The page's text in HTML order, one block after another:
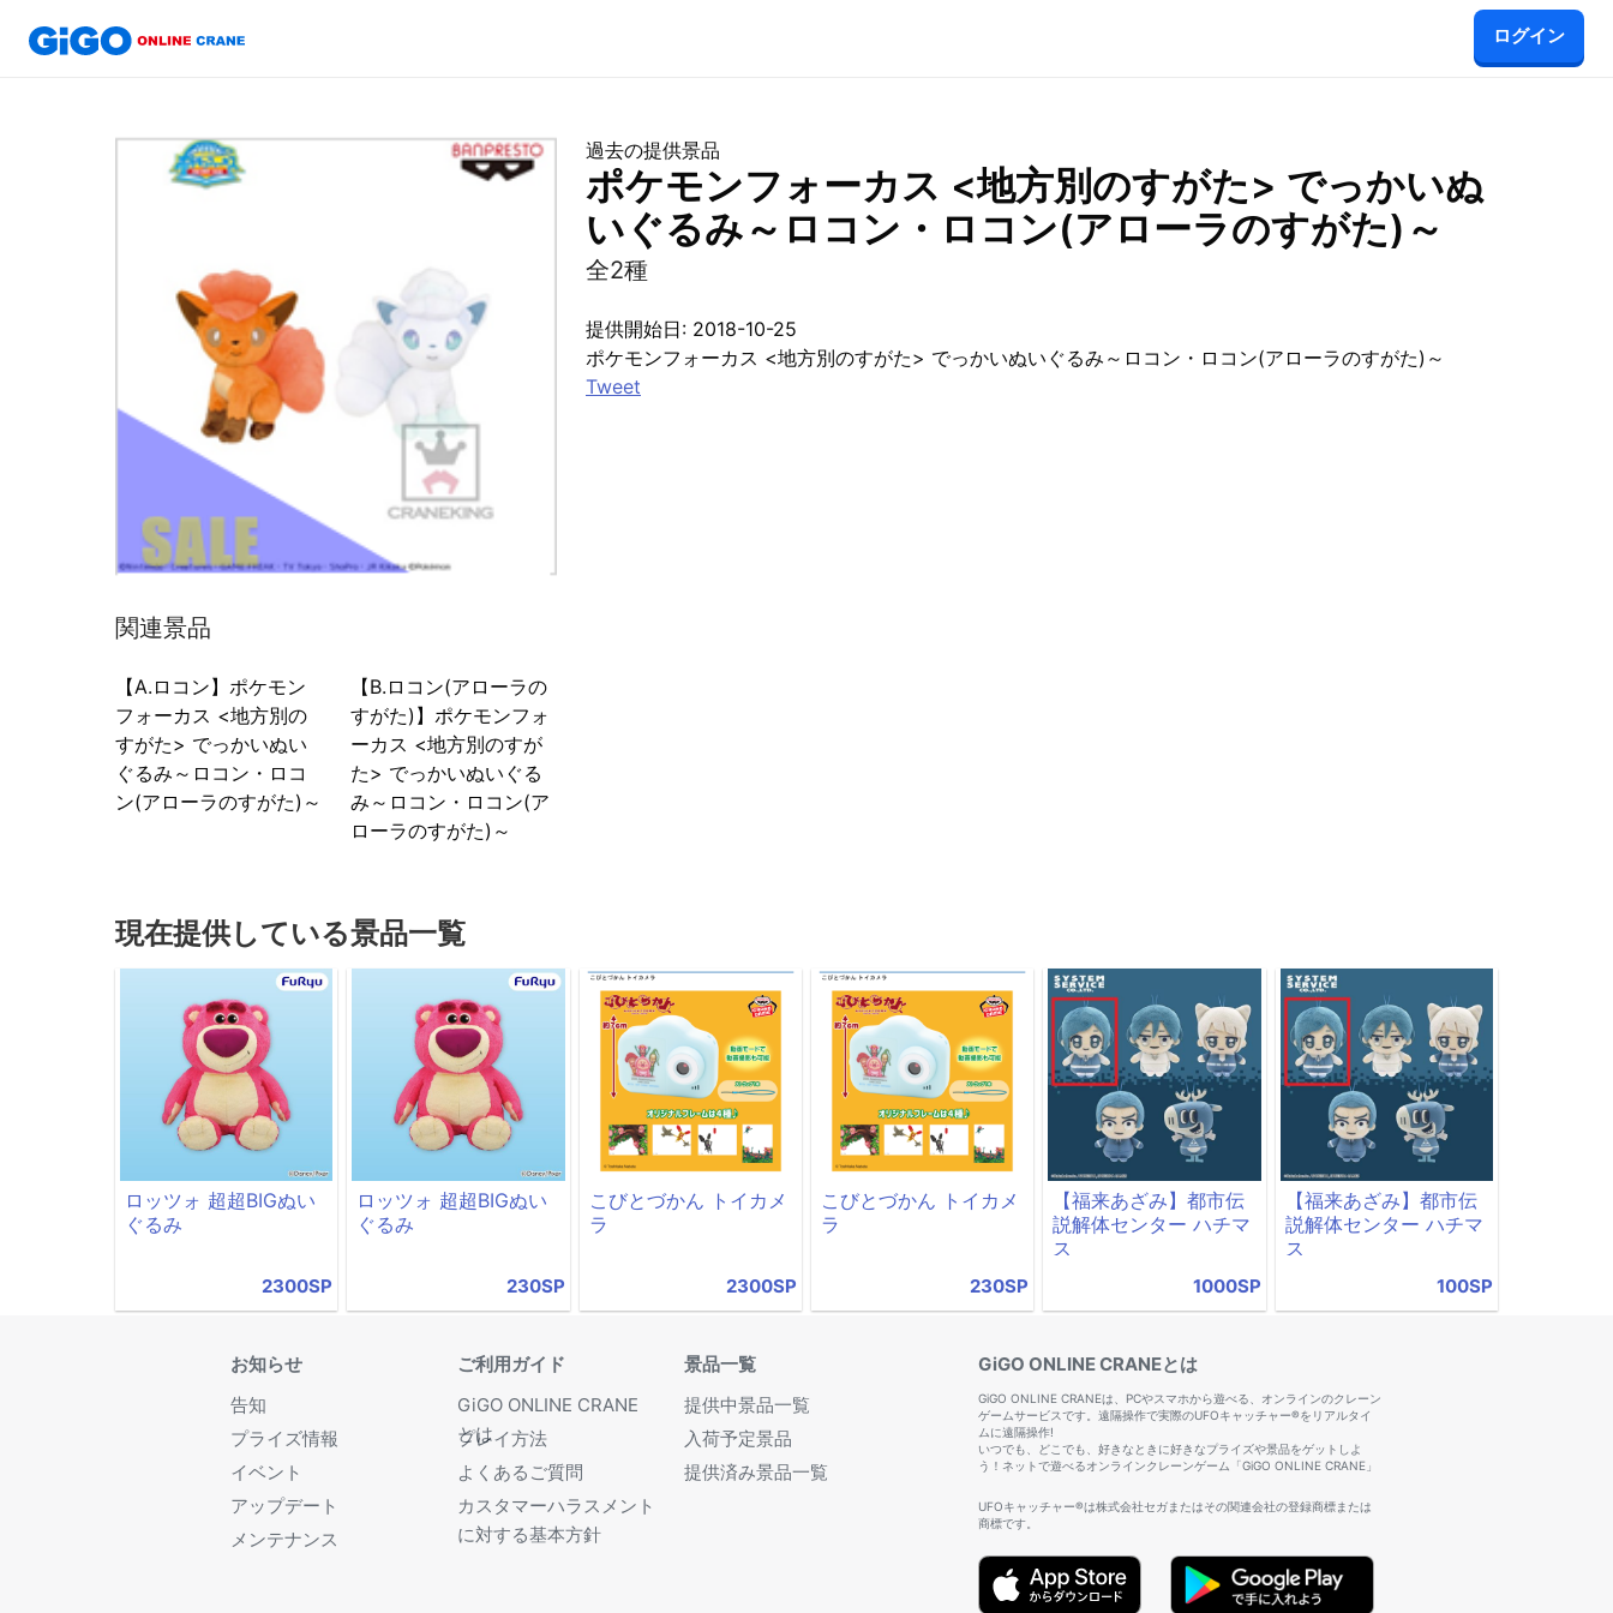
ログイン
過去の提供景品
ポケモンフォーカス <地方別のすがた> でっかいぬ
いぐるみ～ロコン・ロコン(アローラのすがた)～
全2種
提供開始日: 2018-10-25
ポケモンフォーカス <地方別のすがた> でっかいぬいぐるみ～ロコン・ロコン(アローラのすがた)～
Tweet
関連景品
【A.ロコン】ポケモン
フォーカス <地方別の
すがた> でっかいぬい
ぐるみ～ロコン・ロコ
ン(アローラのすがた)～
【B.ロコン(アローラの
すがた)】ポケモンフォ
ーカス <地方別のすが
た> でっかいぬいぐる
み～ロコン・ロコン(ア
ローラのすがた)～
現在提供している景品一覧
ロッツォ 超超BIGぬい
ぐるみ
2300SP
ロッツォ 超超BIGぬい
ぐるみ
230SP
こびとづかん トイカメ
ラ
2300SP
こびとづかん トイカメ
ラ
230SP
【福来あざみ】都市伝
説解体センター ハチマ
ス
1000SP
【福来あざみ】都市伝
説解体センター ハチマ
ス
100SP
お知らせ
告知
プライズ情報
イベント
アップデート
メンテナンス
ご利用ガイド
GiGO ONLINE CRANE
とは
プレイ方法
よくあるご質問
カスタマーハラスメント
に対する基本方針
景品一覧
提供中景品一覧
入荷予定景品
提供済み景品一覧
GiGO ONLINE CRANEとは
GiGO ONLINE CRANEは、PCやスマホから遊べる、オンラインのクレーン
ゲームサービスです。遠隔操作で実際のUFOキャッチャー®をリアルタイ
ムに遠隔操作!
いつでも、どこでも、好きなときに好きなプライズや景品をゲットしよ
う！ネットで遊べるオンラインクレーンゲーム「GiGO ONLINE CRANE」
UFOキャッチャー®は株式会社セガまたはその関連会社の登録商標または
商標です。